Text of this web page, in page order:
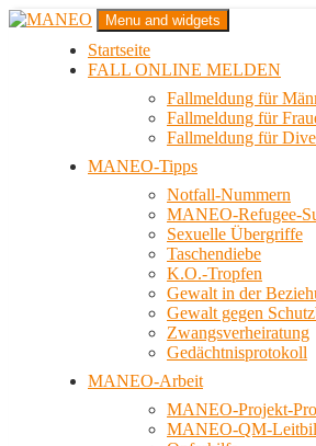
Zum
MANEO
Das schwule Anti-Gewalt-Projekt in Berlin
Menu and widgets
Startseite
FALL ONLINE MELDEN
Fallmeldung für
Fallmeldung für
Fallmeldung für
MANEO-Tipps
Notfall-Nummern
MANEO-Refugee-
Sexuelle Übergriffe
Taschendiebe
K.O.-Tropfen
Gewalt in der
Gewalt gegen
Zwangsverheiratung
Gedächtnisprotokoll
MANEO-Arbeit
MANEO-Projekt-
MANEO-QM-